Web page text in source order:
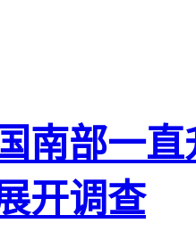
南部一
开调查